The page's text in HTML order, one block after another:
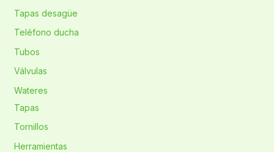
Tapas desagüe
Teléfono ducha
Tubos
Válvulas
Wateres
Tapas
Tornillos
Herramientas